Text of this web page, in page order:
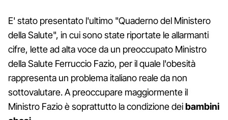
E' stato presentato l'ultimo "Quaderno del Ministero
della Salute", in cui sono state riportate le allarmanti
cifre, lette ad alta voce da un preoccupato Ministro
della Salute Ferruccio Fazio, per il quale l'obesità
rappresenta un problema italiano reale da non
sottovalutare. A preoccupare maggiormente il
Ministro Fazio è soprattutto la condizione deibambini